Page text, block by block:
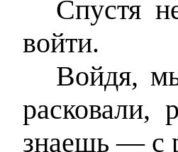
Спустя
войти.
Войдя,
знаешь — с